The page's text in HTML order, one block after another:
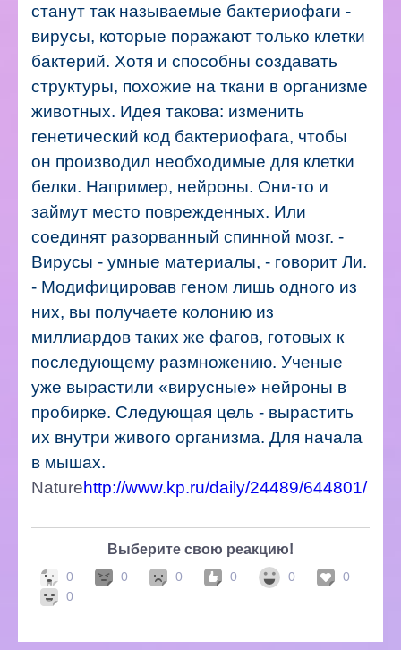
станут так называемые бактериофаги -
вирусы, которые поражают только клетки
бактерий. Хотя и способны создавать
структуры, похожие на ткани в организме
животных. Идея такова: изменить
генетический код бактериофага, чтобы
он производил необходимые для клетки
белки. Например, нейроны. Они-то и
займут место поврежденных. Или
соединят разорванный спинной мозг. -
Вирусы - умные материалы, - говорит Ли.
- Модифицировав геном лишь одного из
них, вы получаете колонию из
миллиардов таких же фагов, готовых к
последующему размножению. Ученые
уже вырастили «вирусные» нейроны в
пробирке. Следующая цель - вырастить
их внутри живого организма. Для начала
в мышах.
Naturehttp://www.kp.ru/daily/24489/644801/
Выберите свою реакцию!
0 0 0 0 0
0
0